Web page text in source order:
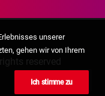
reserved
unserer
gehen wir von Ihrem
Ich stimme zu